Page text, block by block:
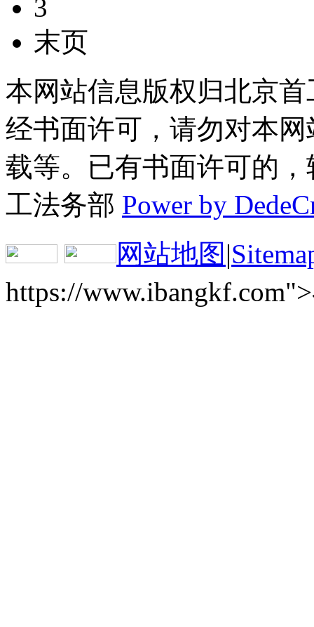
3
末页
本网站信息版权归北京
经书面许可，请勿对本
载等。已有书面许可的
工法务部 Power by
网站地图 |
https://